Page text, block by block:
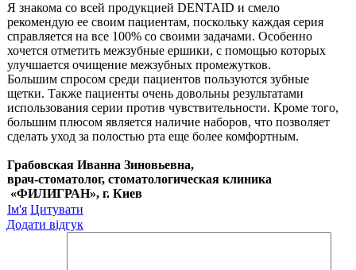
Я знакома со всей продукцией DENTAID и смело
рекомендую ее своим пациентам, поскольку каждая серия
справляется на все 100% со своими задачами. Особенно
хочется отметить межзубные ершики, с помощью которых
улучшается очищение межзубных промежутков.
Большим спросом среди пациентов пользуются зубные
щетки. Также пациенты очень довольны результатами
использования серии против чувствительности. Кроме того,
большим плюсом является наличие наборов, что позволяет
сделать уход за полостью рта еще более комфортным.
Грабовская Иванна Зиновьевна,
врач-стоматолог, стоматологическая клиника
«ФИЛИГРАН», г. Киев
Ім'я Цитувати
Додати відгук